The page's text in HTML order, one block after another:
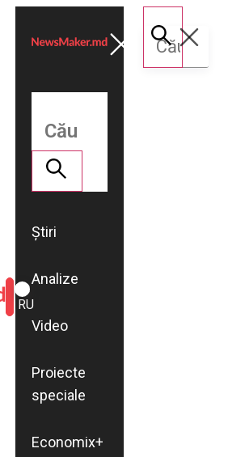
ROMÂNĂ
RU
Știri
Analize
Video
Proiecte
speciale
Economix+